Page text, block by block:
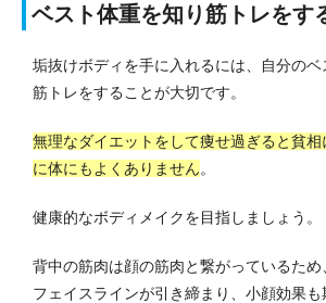
ベスト体重を知り筋トレをす
垢抜けボディを手に入れるには、自分のベ
筋トレをすることが大切です。
無理なダイエットをして痩せ過ぎると貧相
に体にもよくありません。
健康的なボディメイクを目指しましょう。
背中の筋肉は顔の筋肉と繋がっているため
フェイスラインが引き締まり、小顔効果も